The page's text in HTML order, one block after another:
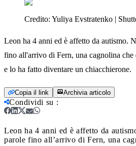
Credito: Yuliya Evstratenko |
Leon ha 4 anni ed è affetto da autismo.
fino all'arrivo di Fern, una cagnolina che
e lo ha fatto diventare un chiacchierone.
Copia il link Archivia articolo
Condividi su :
Leon ha 4 anni ed è affetto da
parole fino all’arrivo di Fern, una